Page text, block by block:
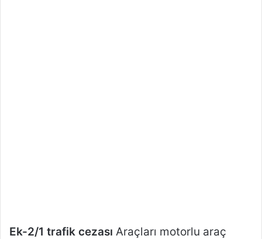
Ek-2/1 trafik cezası Araçları motorlu araç